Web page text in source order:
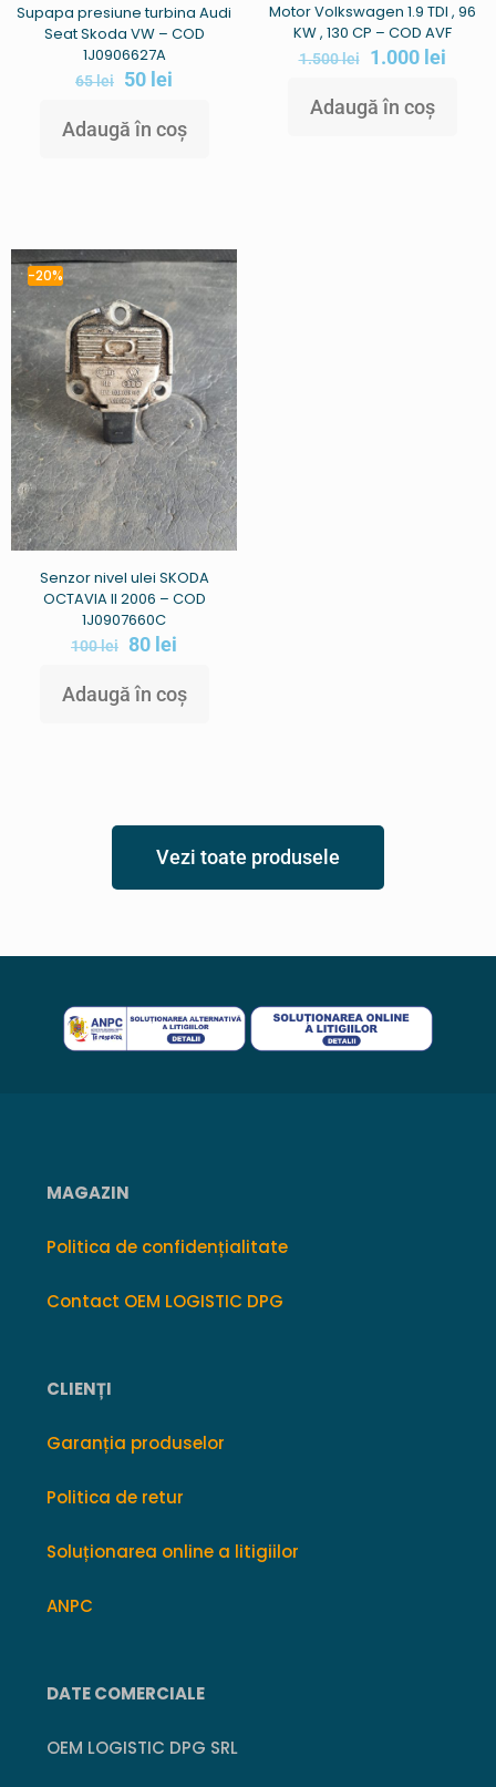
Supapa presiune turbina Audi
Seat Skoda VW – COD
1J0906627A
65lei 50 lei
Adaugă în coș
Motor Volkswagen 1.9 TDI , 96
KW , 130 CP – COD AVF
1.500lei 1.000 lei
Adaugă în coș
-20%
Senzor nivel ulei SKODA
OCTAVIA II 2006 – COD
1J0907660C
100lei 80 lei
Adaugă în coș
Vezi toate produsele
MAGAZIN
Politica de confidențialitate
Contact OEM LOGISTIC DPG
CLIENȚI
Garanția produselor
Politica de retur
Soluționarea online a litigiilor
ANPC
DATE COMERCIALE
OEM LOGISTIC DPG SRL